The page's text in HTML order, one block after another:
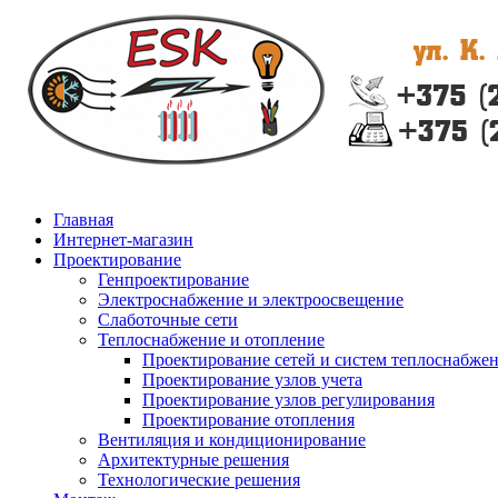
Главная
Интернет-магазин
Проектирование
Генпроектирование
Электроснабжение и электроосвещение
Слаботочные сети
Теплоснабжение и отопление
Проектирование сетей и систем
Проектирование узлов учета
Проектирование узлов регулирования
Проектирование отопления
Вентиляция и кондиционирование
Архитектурные решения
Технологические решения